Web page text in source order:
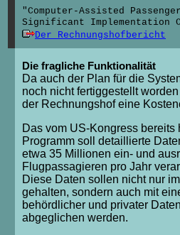
"Computer-Assisted
Significant
Der Rechnungshofbericht
Die fragliche Funktionalität
Da auch der Plan für die
noch nicht fertiggestellt
der Rechnungshof eine
Das vom US-Kongress bereits
Programm soll detaillierte
etwa 35 Millionen ein- und
Flugpassagieren pro Jahr
Diese Daten sollen nicht nur
gehalten, sondern auch mit
behördlicher und privater
abgeglichen werden.